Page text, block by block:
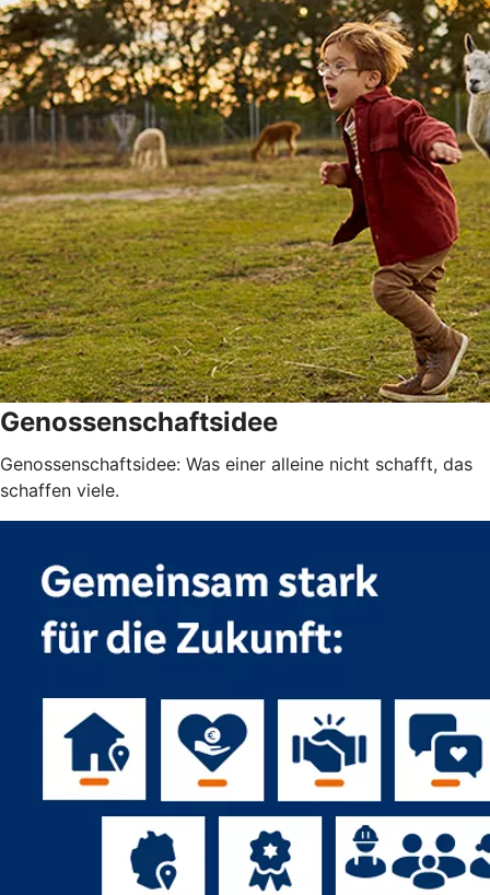
Genossenschaftsidee
Genossenschaftsidee: Was einer alleine nicht schafft, das
schaffen viele.